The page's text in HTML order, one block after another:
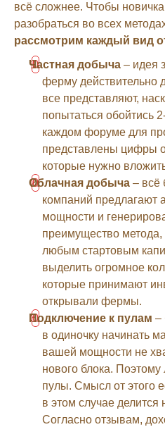
всё сложнее. Чтобы
разобраться во всех
рассмотрим каждый вид
Частная добыча – идея
ферму действительно
все представляют,
попытаться обойтись
каждом форуме для
представлены цифры
которые нужно
Облачная добыча – всё
компаний предлагают
мощности и
преимущество метода,
любым стартовым
выделить огромное
которые принимают
открывали фермы.
Подключение к пулам –
в одиночку начинать
вашей мощности не
нового блока.
пулы. Смысл от этого
в этом случае делится
Согласно отзывам,